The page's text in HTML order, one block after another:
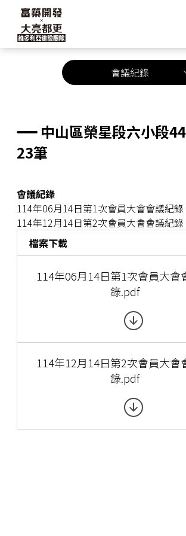
會議紀錄
中山區榮星段六小段
23筆
會議紀錄
114年06月14日第1次會員大會會議紀錄
114年12月14日第2次會員大會會議紀錄
檔案下載
114年06月14日第1次會員大會
錄.pdf
114年12月14日第2次會員大會
錄.pdf